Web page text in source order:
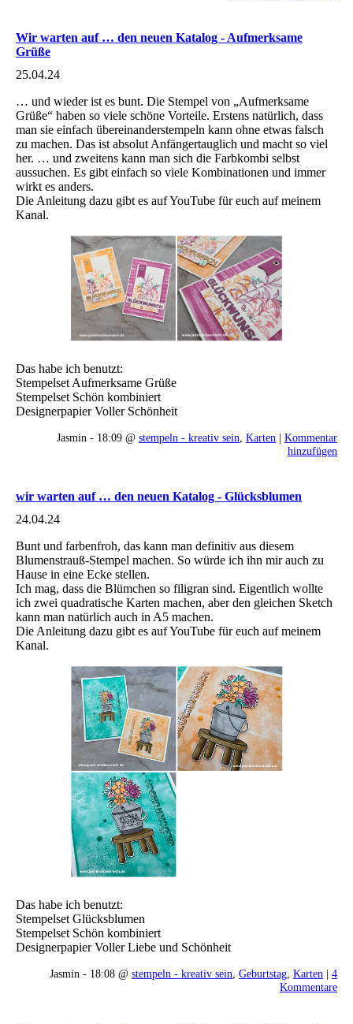
Wir warten auf … den neuen Katalog - Aufmerksame
Grüße
25.04.24
… und wieder ist es bunt. Die Stempel von „Aufmerksame
Grüße“ haben so viele schöne Vorteile. Erstens natürlich, dass
man sie einfach übereinanderstempeln kann ohne etwas falsch
zu machen. Das ist absolut Anfängertauglich und macht so viel
her. … und zweitens kann man sich die Farbkombi selbst
aussuchen. Es gibt einfach so viele Kombinationen und immer
wirkt es anders.
Die Anleitung dazu gibt es auf YouTube für euch auf meinem
Kanal.
Das habe ich benutzt:
Stempelset Aufmerksame Grüße
Stempelset Schön kombiniert
Designerpapier Voller Schönheit
Jasmin - 18:09 @ stempeln - kreativ sein Karten | Kommentar
hinzufügen
wir warten auf … den neuen Katalog - Glücksblumen
24.04.24
Bunt und farbenfroh, das kann man definitiv aus diesem
Blumenstrauß-Stempel machen. So würde ich ihn mir auch zu
Hause in eine Ecke stellen.
Ich mag, dass die Blümchen so filigran sind. Eigentlich wollte
ich zwei quadratische Karten machen, aber den gleichen Sketch
kann man natürlich auch in A5 machen.
Die Anleitung dazu gibt es auf YouTube für euch auf meinem
Kanal.
Das habe ich benutzt:
Stempelset Glücksblumen
Stempelset Schön kombiniert
Designerpapier Voller Liebe und Schönheit
Jasmin - 18:08 @ stempeln - kreativ sein, Geburtstag, Karten | 4
Kommentare